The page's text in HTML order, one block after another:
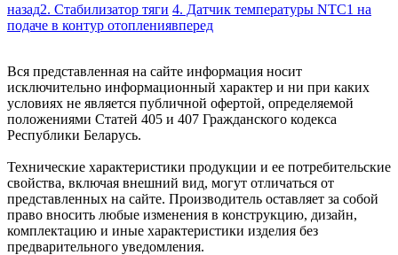
назад2. Стабилизатор тяги 4. Датчик температуры NTC1 на
подаче в контур отоплениявперед
Вся представленная на сайте информация носит
исключительно информационный характер и ни при каких
условиях не является публичной офертой, определяемой
положениями Статей 405 и 407 Гражданского кодекса
Республики Беларусь.
Технические характеристики продукции и ее потребительские
свойства, включая внешний вид, могут отличаться от
представленных на сайте. Производитель оставляет за собой
право вносить любые изменения в конструкцию, дизайн,
комплектацию и иные характеристики изделия без
предварительного уведомления.